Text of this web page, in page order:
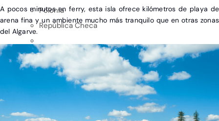
Polonia
República Checa
A pocos minutos en ferry, esta isla ofrece kilómetros de playa de
arena fina y un ambiente mucho más tranquilo que en otras zonas
del Algarve.